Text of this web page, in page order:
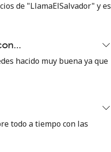
de "LlamaElSalvador" y es
hacido muy buena ya que
todo a tiempo con las